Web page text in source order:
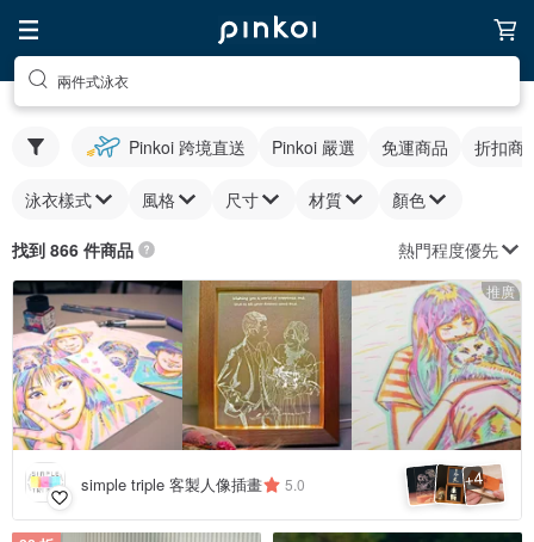
兩件式泳衣
Pinkoi 跨境直送 Pinkoi 嚴選 免運商品 折扣商
泳衣樣式 風格 尺寸 材質 顏色
找到 866 件商品 熱門程度優先
推廣
simple triple 客製人像插畫 5.0 +4